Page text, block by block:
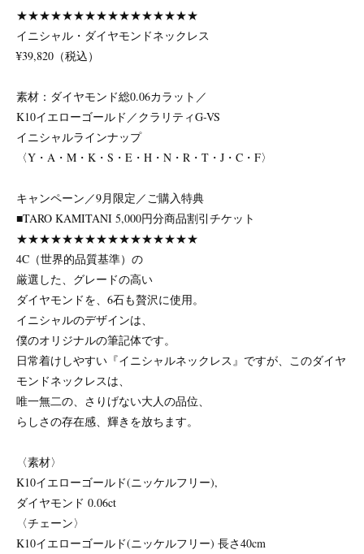
★★★★★★★★★★★★★★★★
イニシャル・ダイヤモンドネックレス
¥39,820（税込）
素材：ダイヤモンド総0.06カラット／
K10イエローゴールド／クラリティG-VS
イニシャルラインナップ
〈Y・A・M・K・S・E・H・N・R・T・J・C・F〉
キャンペーン／9月限定／ご購入特典
■TARO KAMITANI 5,000円分商品割引チケット
★★★★★★★★★★★★★★★★
4C（世界的品質基準）の
厳選した、グレードの高い
ダイヤモンドを、6石も贅沢に使用。
イニシャルのデザインは、
僕のオリジナルの筆記体です。
日常着けしやすい『イニシャルネックレス』ですが、このダイヤ
モンドネックレスは、
唯一無二の、さりげない大人の品位、
らしさの存在感、輝きを放ちます。
〈素材〉
K10イエローゴールド(ニッケルフリー),
ダイヤモンド 0.06ct
〈チェーン〉
K10イエローゴールド(ニッケルフリー) 長さ40cm